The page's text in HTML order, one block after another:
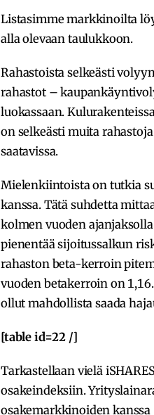
Listasimme markkinoilta
alla olevaan taulukkoon.
Rahastoista selkeästi
rahastot –
luokassaan.
on selkeästi muita
saatavissa.
Mielenkiintoista on tutkia
kanssa. Tätä suhdetta
kolmen vuoden
pienentää sijoitussalkun
rahaston beta-kerroin
vuoden betakerroin on
ollut mahdollista saada
[table id=22 /]
Tarkastellaan vielä
osakeindeksiin.
osakemarkkinoiden